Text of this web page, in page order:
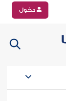
دخول